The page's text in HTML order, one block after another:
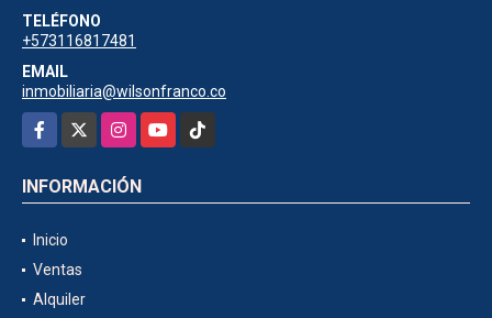
TELÉFONO
+573116817481
EMAIL
inmobiliaria@wilsonfranco.co
Facebook
InstagramYouTubeTikTok
INFORMACIÓN
Inicio
Ventas
Alquiler